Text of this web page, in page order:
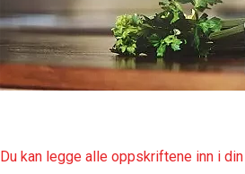
Du kan legge alle oppskriftene inn i